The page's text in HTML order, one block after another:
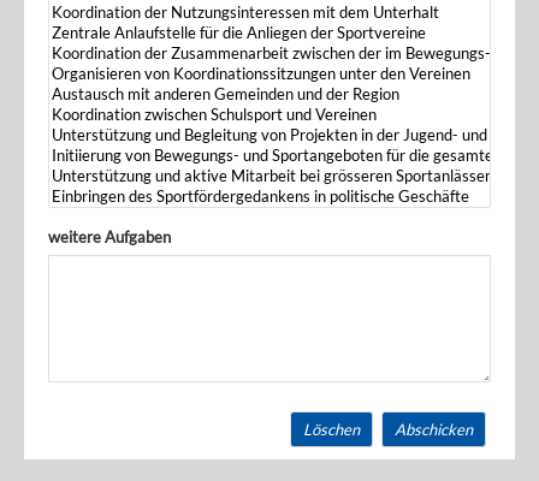
weitere Aufgaben
Löschen Abschicken